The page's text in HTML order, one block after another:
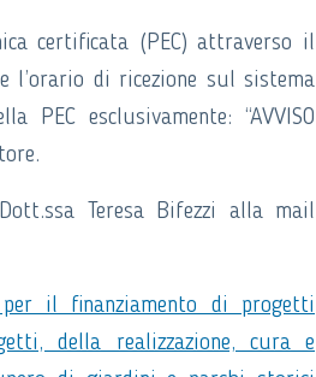
certificata (PEC) attraverso il
l’orario di ricezione sul sistema
esclusivamente: “AVVISO
Teresa Bifezzi alla mail
il finanziamento di progetti
della realizzazione, cura e